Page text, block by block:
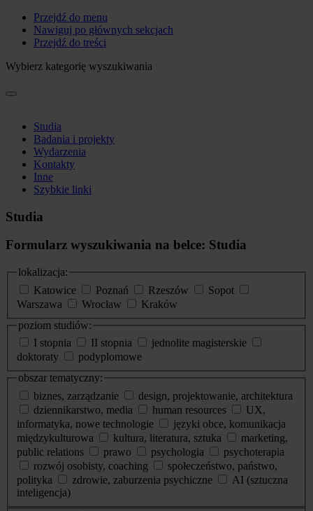
Przejdź do menu
Nawiguj po głównych sekcjach
Przejdź do treści
Wybierz kategorię wyszukiwania
Studia
Badania i projekty
Wydarzenia
Kontakty
Inne
Szybkie linki
Studia
Formularz wyszukiwania na belce: Studia
lokalizacja:
Katowice
Poznań Rzeszów
Sopot
Warszawa
Wrocław
Kraków
poziom studiów:
I stopnia
II stopnia
jednolite magisterskie
doktoraty
podyplomowe
obszar tematyczny:
biznes, zarządzanie
design, projektowanie, architektura
dziennikarstwo, media
human resources
UX,
informatyka, nowe technologie
języki obce, komunikacja
międzykulturowa
kultura, literatura, sztuka
marketing,
public relations
prawo psychologia
psychoterapia
rozwój osobisty, coaching
społeczeństwo, państwo,
polityka
zdrowie, zaburzenia psychiczne
AI (sztuczna
inteligencja)